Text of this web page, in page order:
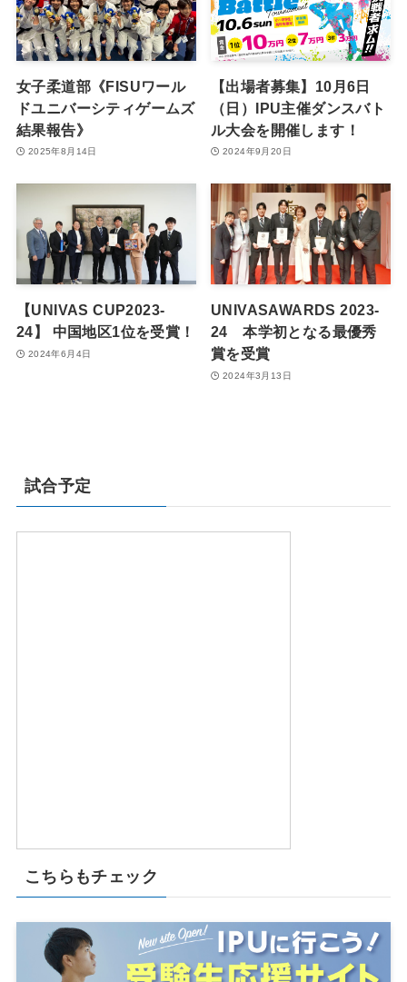
女子柔道部《FISUワール
ドユニバーシティゲームズ
結果報告》
2025年8月14日
【出場者募集】10月6日
（日）IPU主催ダンスバト
ル大会を開催します！
2024年9月20日
【UNIVAS CUP2023-
24】 中国地区1位を受賞！
2024年6月4日
UNIVASAWARDS 2023-
24 本学初となる最優秀
賞を受賞
2024年3月13日
試合予定
こちらもチェック